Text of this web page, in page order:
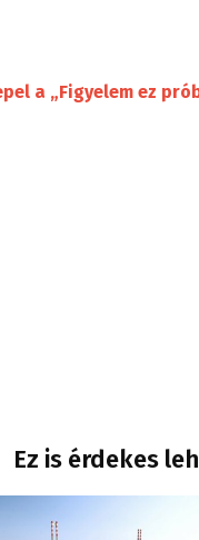
a „Figyelem ez
Ez is érdekes